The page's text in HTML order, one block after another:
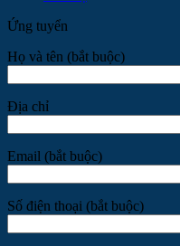
Ứng tuyển
Họ và tên (bắt buộc)
Địa chỉ
Email (bắt buộc)
Số điện thoại (bắt buộc)